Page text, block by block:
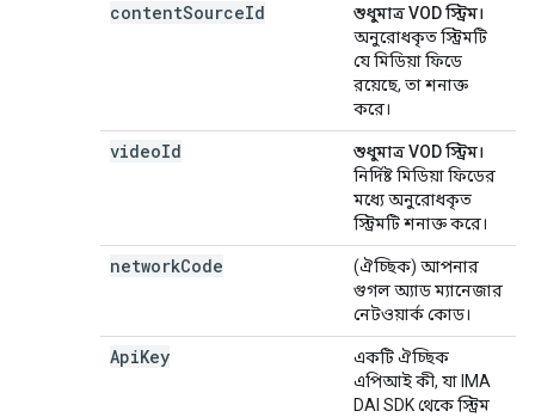
contentSourceId
শুধুমাত্র VOD স্ট্রিম।
অনুরোধকৃত স্ট্রিমটি
যে মিডিয়া ফিডে
রয়েছে, তা শনাক্ত
করে।
videoId
শুধুমাত্র VOD স্ট্রিম।
নির্দিষ্ট মিডিয়া ফিডের
মধ্যে অনুরোধকৃত
স্ট্রিমটি শনাক্ত করে।
networkCode
(ঐচ্ছিক) আপনার
গুগল অ্যাড ম্যানেজার
নেটওয়ার্ক কোড।
ApiKey
একটি ঐচ্ছিক
এপিআই কী, যা IMA
DAI SDK থেকে স্ট্রিম